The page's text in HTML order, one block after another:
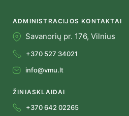
ADMINISTRACIJOS KONTAKTAI
Savanorių pr. 176, Vilnius
+370 527 34021
info@vmu.lt
ŽINIASKLAIDAI
+370 642 02265